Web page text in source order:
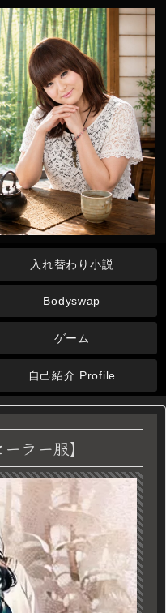
入れ替わり小説
Bodyswap
ゲーム
自己紹介 Profile
ラー服】